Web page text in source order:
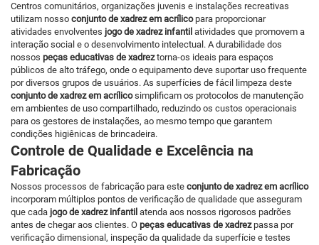
Centros comunitários, organizações juvenis e instalações recreativas
utilizam nosso conjunto de xadrez em acrílico para proporcionar
atividades envolventes jogo de xadrez infantil atividades que promovem a
interação social e o desenvolvimento intelectual. A durabilidade dos
nossos peças educativas de xadreztorna-os ideais para espaços
públicos de alto tráfego, onde o equipamento deve suportar uso frequente
por diversos grupos de usuários. As superfícies de fácil limpeza deste
conjunto de xadrez em acrílicosimplificam os protocolos de manutenção
em ambientes de uso compartilhado, reduzindo os custos operacionais
para os gestores de instalações, ao mesmo tempo que garantem
condições higiênicas de brincadeira.
Controle de Qualidade e Excelência na
Fabricação
Nossos processos de fabricação para este conjunto de xadrez em acrílico
incorporam múltiplos pontos de verificação de qualidade que asseguram
que cada jogo de xadrez infantil atenda aos nossos rigorosos padrões
antes de chegar aos clientes. O peças educativas de xadrez passa por
verificação dimensional, inspeção da qualidade da superfície e testes